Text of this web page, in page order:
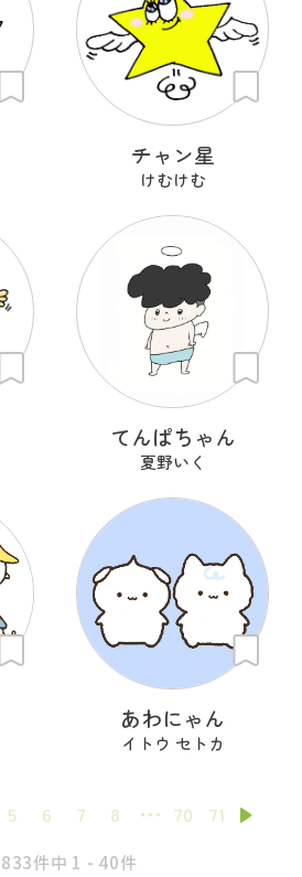
チャン星
けむけむ
てんぱちゃん
夏野いく
あわにゃん
イトウ セトカ
5 6 7 8 70 71
件中 1 - 40件